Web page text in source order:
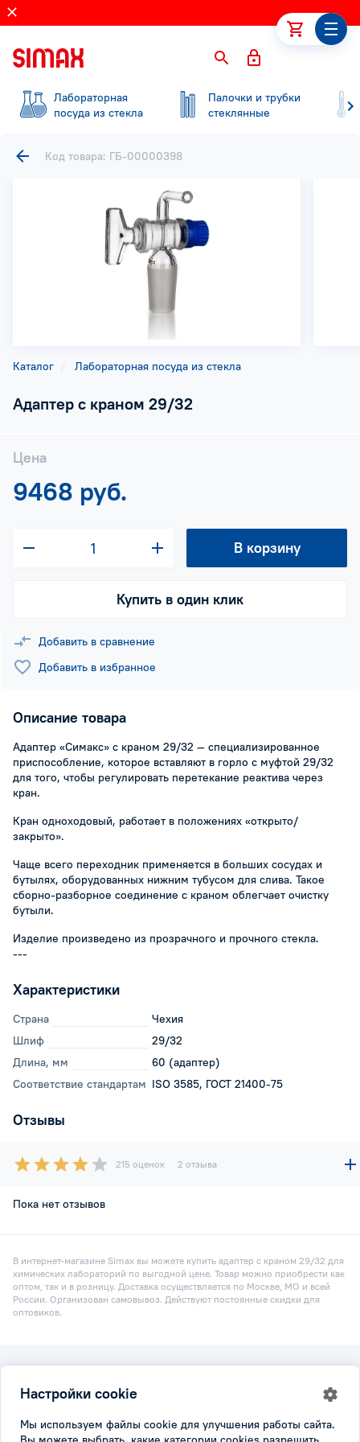
Лабораторная
посуда из стекла
Палочки и трубки
стеклянные
Каталог Лабораторная посуда из стекла
Адаптер с краном 29/32
Цена
9468 руб.
В корзину
Купить в один клик
Добавить в сравнение
Добавить в избранное
Описание товара
Адаптер «Симакс» с краном 29/32 — специализированное
приспособление, которое вставляют в горло с муфтой 29/32
для того, чтобы регулировать перетекание реактива через
кран.
Кран одноходовый, работает в положениях «открыто/
закрыто».
Чаще всего переходник применяется в больших сосудах и
бутылях, оборудованных нижним тубусом для слива. Такое
сборно-разборное соединение с краном облегчает очистку
бутыли.
Изделие произведено из прозрачного и прочного стекла.
---
Характеристики
Страна
Чехия
Шлиф
29/32
Длина, мм
60 (адаптер)
Соответствие стандартам ISO 3585, ГОСТ 21400-75
Отзывы
215 оценок 2 отзыва
Пока нет отзывов
Код товара: ГБ-00000398
В интернет-магазине Simax вы можете купить адаптер с краном 29/32 для
химических лабораторий по выгодной цене. Товар можно приобрести как
оптом, так и в розницу. Доставка осуществляется по Москве, МО и всей
России. Организован самовывоз. Действуют постоянные скидки для
оптовиков.
Все права защищены.
Политика конфидициальности
| Настройки cookie
Настройки cookie
Мы используем файлы cookie для улучшения работы сайта.